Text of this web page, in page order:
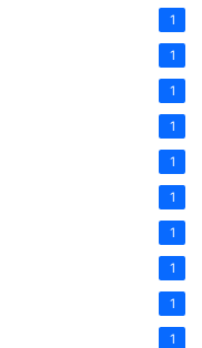
1
1
1
1
1
1
1
1
1
1